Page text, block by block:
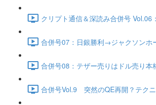
クリプト通信＆深読み合併号
合併号07：日銀勝利→ジャクソンホ
合併号08：テザー売りはドル売り
合併号Vol.9 突然のQE再開？テク